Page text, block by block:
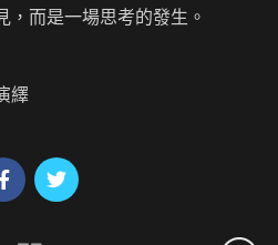
，而是一場思考的發生。
繹